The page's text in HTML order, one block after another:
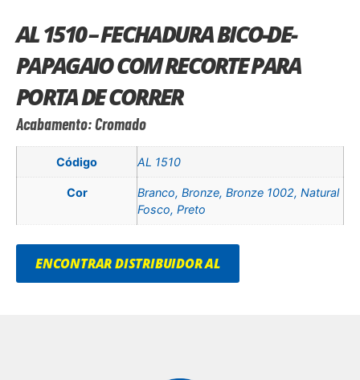
AL 1510 – FECHADURA BICO-DE-
PAPAGAIO COM RECORTE PARA
PORTA DE CORRER
Acabamento: Cromado
Código AL 1510
Cor
Branco, Bronze, Bronze 1002, Natural
Fosco, Preto
ENCONTRAR DISTRIBUIDOR AL